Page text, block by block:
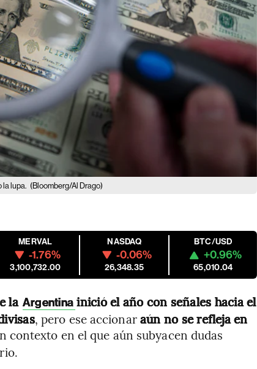
la lupa. (Bloomberg/Al Drago)
MERVAL
-1.76%
3,100,732.00
NASDAQ
-0.06%
26,348.35
BTC/USD
+0.96%
65,010.04
la Argentina inició el año con señales hacia el
, pero ese accionaraún no se refleja en
contexto en el que aún subyacen dudas